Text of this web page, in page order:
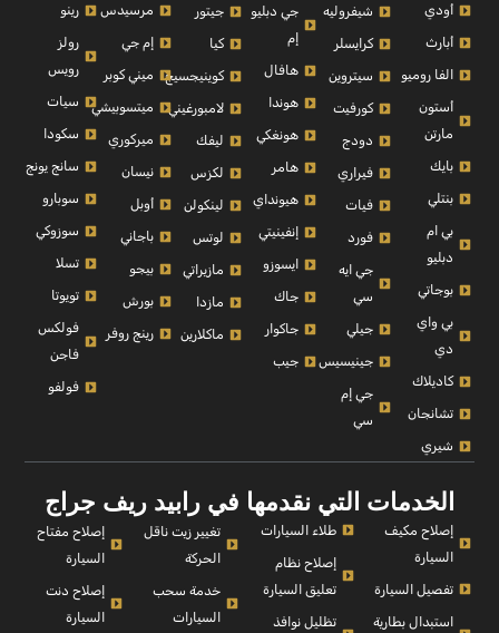
أودي
أبارث
الفا روميو
أستون
مارتن
بايك
بنتلي
بي ام
دبليو
بوجاتي
بي واي
دي
كاديلاك
تشانجان
شيري
شيفروليه
كرايسلر
سيتروين
كورفيت
دودج
فيراري
فيات
فورد
جي ايه
سي
جيلي
جينيسيس
جي إم
سي
جي دبليو
إم
هافال
هوندا
هونغكي
هامر
هيونداي
إنفينيتي
ايسوزو
جاك
جاكوار
جيب
جيتور
كيا
كوينيجسيج
لامبورغيني
ليفك
لكزس
لينكولن
لوتس
مازيراتي
مازدا
ماكلارين
مرسيدس
إم جي
ميني كوبر
ميتسوبيشي
ميركوري
نيسان
أوبل
باجاني
بيجو
بورش
رينج روفر
رينو
رولز
رويس
سيات
سكودا
سانج يونج
سوبارو
سوزوكي
تسلا
تويوتا
فولكس
فاجن
فولفو
الخدمات التي نقدمها في رابيد ريف جراج
إصلاح مكيف
السيارة
تفصيل السيارة
استبدال بطارية
طلاء السيارات
إصلاح نظام
تعليق السيارة
تظليل نوافذ
تغيير زيت ناقل
الحركة
خدمة سحب
السيارات
إصلاح مفتاح
السيارة
إصلاح دنت
السيارة